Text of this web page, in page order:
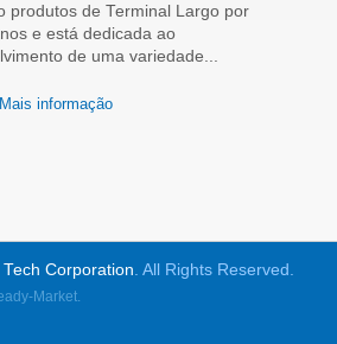
produtos de Terminal Largo por
e está dedicada ao
de uma variedade...
informação
Tech Corporation . All Rights Reserved.
Market.